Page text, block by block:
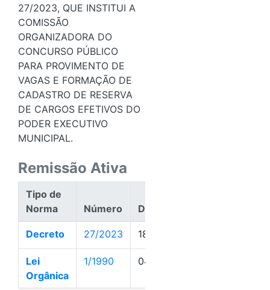
27/2023, QUE INSTITUI A
COMISSÃO
ORGANIZADORA DO
CONCURSO PÚBLICO
PARA PROVIMENTO DE
VAGAS E FORMAÇÃO DE
CADASTRO DE RESERVA
DE CARGOS EFETIVOS DO
PODER EXECUTIVO
MUNICIPAL.
Remissão Ativa
Tipo de
Norma
Número Data
Decreto 27/2023 18/05/2023
Lei
Orgânica
1/1990 04/01/1990